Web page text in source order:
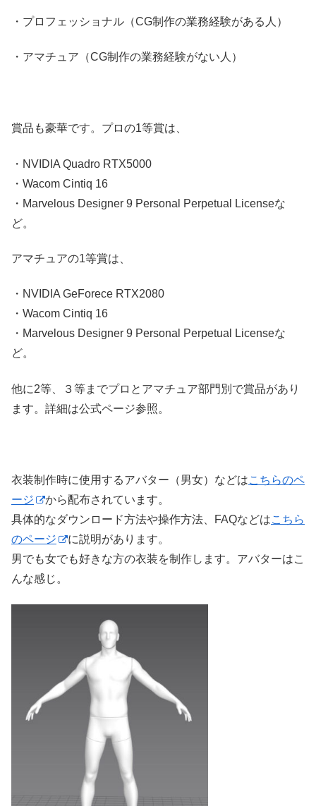
・プロフェッショナル（CG制作の業務経験がある人）
・アマチュア（CG制作の業務経験がない人）
賞品も豪華です。プロの1等賞は、
・NVIDIA Quadro RTX5000
・Wacom Cintiq 16
・Marvelous Designer 9 Personal Perpetual Licenseな
ど。
アマチュアの1等賞は、
・NVIDIA GeForece RTX2080
・Wacom Cintiq 16
・Marvelous Designer 9 Personal Perpetual Licenseな
ど。
他に2等、３等までプロとアマチュア部門別で賞品があり
ます。詳細は公式ページ参照。
衣装制作時に使用するアバター（男女）などはこちらのペ
ージ
から配布されています。
具体的なダウンロード方法や操作方法、FAQなどはこちら
のページ
に説明があります。
男でも女でも好きな方の衣装を制作します。アバターはこ
んな感じ。